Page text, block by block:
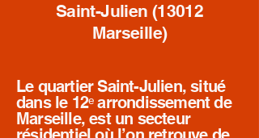
Saint-Julien (13012
Marseille)
Le quartier Saint-Julien, situé
dans le 12ᵉ arrondissement de
Marseille, est un secteur